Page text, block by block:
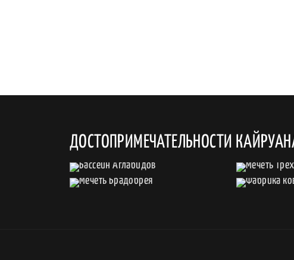
ДОСТОПРИМЕЧАТЕЛЬНОСТИ